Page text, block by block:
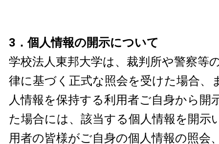
3．個人情報の開示について
学校法人東邦大学は、裁判所や警察等
律に基づく正式な照会を受けた場合、
人情報を保持する利用者ご自身から開
た場合には、該当する個人情報を開示
用者の皆様がご自身の個人情報の照会